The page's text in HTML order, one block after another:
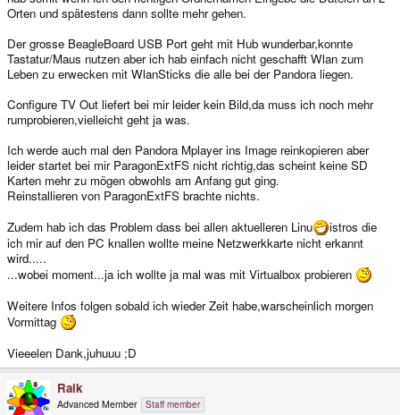
Orten und spätestens dann sollte mehr gehen.
Der grosse BeagleBoard USB Port geht mit Hub wunderbar,konnte
Tastatur/Maus nutzen aber ich hab einfach nicht geschafft Wlan zum
Leben zu erwecken mit WlanSticks die alle bei der Pandora liegen.
Configure TV Out liefert bei mir leider kein Bild,da muss ich noch mehr
rumprobieren,vielleicht geht ja was.
Ich werde auch mal den Pandora Mplayer ins Image reinkopieren aber
leider startet bei mir ParagonExtFS nicht richtig,das scheint keine SD
Karten mehr zu mögen obwohls am Anfang gut ging.
Reinstallieren von ParagonExtFS brachte nichts.
Zudem hab ich das Problem dass bei allen aktuelleren Linu
istros die
ich mir auf den PC knallen wollte meine Netzwerkkarte nicht erkannt
wird.....
...wobei moment...ja ich wollte ja mal was mit Virtualbox probieren
Weitere Infos folgen sobald ich wieder Zeit habe,warscheinlich morgen
Vormittag
Vieeelen Dank,juhuuu ;D
Raik
Advanced Member Staff member